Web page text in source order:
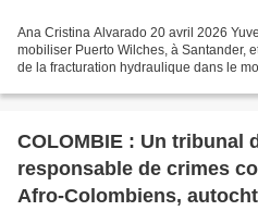
Ana Cristina Alvarado 20 avril 2026
mobiliser Puerto Wilches, à Santander,
de la fracturation hydraulique dans le
COLOMBIE : Un tribunal
responsable de crimes
Afro-Colombiens,